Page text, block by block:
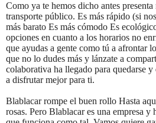
Como ya te hemos dicho antes
transporte público. Es más rápido (si
más barato Es más cómodo Es
opciones en cuanto a los horarios no
que ayudas a gente como tú a afrontar
que no lo dudes más y lánzate a
colaborativa ha llegado para quedarse y
a disfrutar mejor para ti.
Blablacar rompe el buen rollo Hasta
rosas. Pero Blablacar es una empresa y